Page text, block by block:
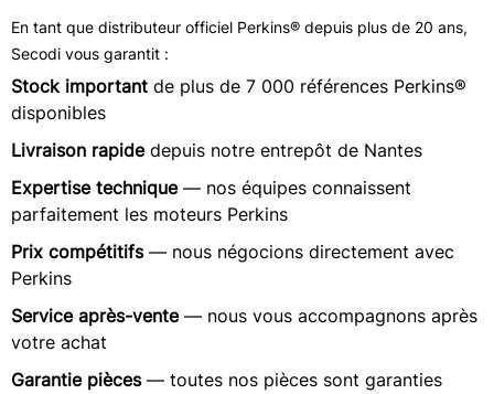
En tant que distributeur officiel Perkins® depuis plus de 20 ans,
Secodi vous garantit :
Stock important de plus de 7 000 références Perkins®
disponibles
Livraison rapidedepuis notre entrepôt de Nantes
Expertise technique— nos équipes connaissent
parfaitement les moteurs Perkins
Prix compétitifs— nous négocions directement avec
Perkins
Service après-vente— nous vous accompagnons après
votre achat
Garantie pièces— toutes nos pièces sont garanties